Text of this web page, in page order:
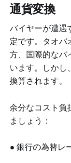
通貨変換
バイヤーが遭遇
定です。タオバ
方、国際的なバ
います。しかし
換算されます。
余分なコスト負
ましょう：
● 銀行の為替レ